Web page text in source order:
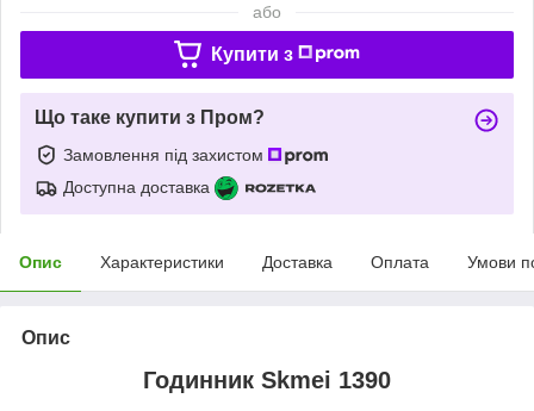
або
Купити з
Що таке купити з Пром?
Замовлення під захистом
Доступна доставка
Опис Характеристики Доставка Оплата Умови
Опис
Годинник Skmei 1390